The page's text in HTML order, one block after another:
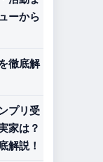
ーから
徹底解
プリ受
家は？
解説！